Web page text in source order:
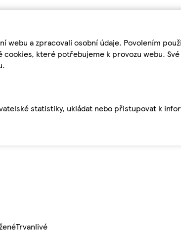
webu a zpracovali osobní údaje. Povolením
které potřebujeme k provozu webu.
statistiky, ukládat nebo přistupovat k
Trvanlivé